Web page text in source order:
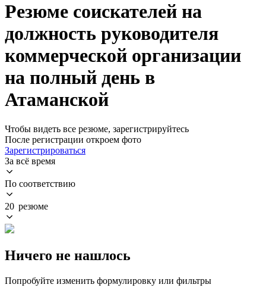
Резюме соискателей на
должность руководителя
коммерческой организации
на полный день в
Атаманской
Чтобы видеть все резюме, зарегистрируйтесь
После регистрации откроем фото
Зарегистрироваться
За всё время
По соответствию
20 резюме
Ничего не нашлось
Попробуйте изменить формулировку или фильтры